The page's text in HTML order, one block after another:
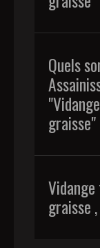
Quels
graisse"
graisse